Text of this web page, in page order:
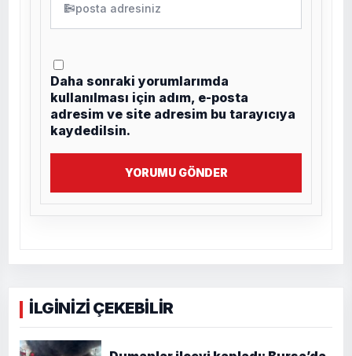
✉
Daha sonraki yorumlarımda
kullanılması için adım, e-posta
adresim ve site adresim bu tarayıcıya
kaydedilsin.
YORUMU GÖNDER
İLGİNİZİ ÇEKEBİLİR